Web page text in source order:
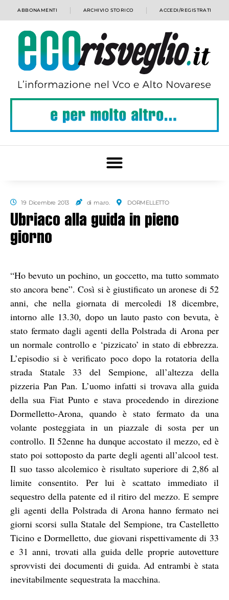
ABBONAMENTI ARCHIVIO STORICO ACCEDI/REGISTRATI
19 Dicembre 2013 di ma.ro. DORMELLETTO
Ubriaco alla guida in pieno
giorno
“Ho bevuto un pochino, un goccetto, ma tutto sommato
sto ancora bene”. Così si è giustificato un aronese di 52
anni, che nella giornata di mercoledi 18 dicembre,
intorno alle 13.30, dopo un lauto pasto con bevuta, è
stato fermato dagli agenti della Polstrada di Arona per
un normale controllo e ‘pizzicato’ in stato di ebbrezza.
L’episodio si è verificato poco dopo la rotatoria della
strada Statale 33 del Sempione, all’altezza della
pizzeria Pan Pan. L’uomo infatti si trovava alla guida
della sua Fiat Punto e stava procedendo in direzione
Dormelletto-Arona, quando è stato fermato da una
volante posteggiata in un piazzale di sosta per un
controllo. Il 52enne ha dunque accostato il mezzo, ed è
stato poi sottoposto da parte degli agenti all’alcool test.
Il suo tasso alcolemico è risultato superiore di 2,86 al
limite consentito. Per lui è scattato immediato il
sequestro della patente ed il ritiro del mezzo. E sempre
gli agenti della Polstrada di Arona hanno fermato nei
giorni scorsi sulla Statale del Sempione, tra Castelletto
Ticino e Dormelletto, due giovani rispettivamente di 33
e 31 anni, trovati alla guida delle proprie autovetture
sprovvisti dei documenti di guida. Ad entrambi è stata
inevitabilmente sequestrata la macchina.